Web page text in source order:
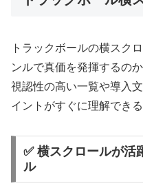
トラックボールの横スク
ンルで真価を発揮するの
視認性の高い一覧や導入
イントがすぐに理解でき
✅ 横スクロールが活
ル